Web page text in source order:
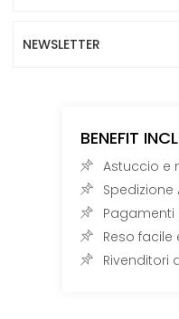
NEWSLETTER
BENEFIT
Astuccio e
Spedizione
Pagamenti
Reso facile
Rivenditori